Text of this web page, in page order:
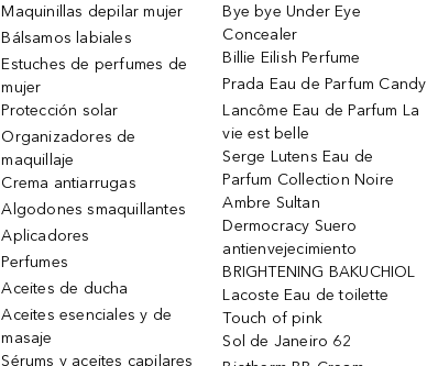
Maquinillas depilar mujer
Bálsamos labiales
Estuches de perfumes de
mujer
Protección solar
Organizadores de
maquillaje
Crema antiarrugas
Algodones smaquillantes
Aplicadores
Perfumes
Aceites de ducha
Aceites esenciales y de
masaje
Sérums y aceites capilares
Bye bye Under Eye
Concealer
Billie Eilish Perfume
Prada Eau de Parfum Candy
Lancôme Eau de Parfum La
vie est belle
Serge Lutens Eau de
Parfum Collection Noire
Ambre Sultan
Dermocracy Suero
antienvejecimiento
BRIGHTENING BAKUCHIOL
Lacoste Eau de toilette
Touch of pink
Sol de Janeiro 62